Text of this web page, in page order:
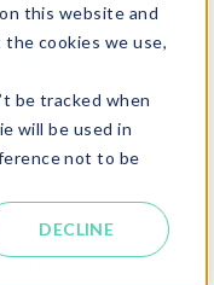
this website and
cookies we use,
be tracked when
will be used in
not to be
DECLINE
소
방식으로 작성해야
다. 본 질문지는 직장
위한 것입니다. 연구